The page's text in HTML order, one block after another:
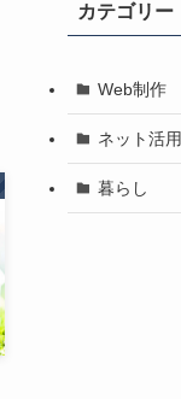
カテゴリー
Web制作
ネット活用
暮らし